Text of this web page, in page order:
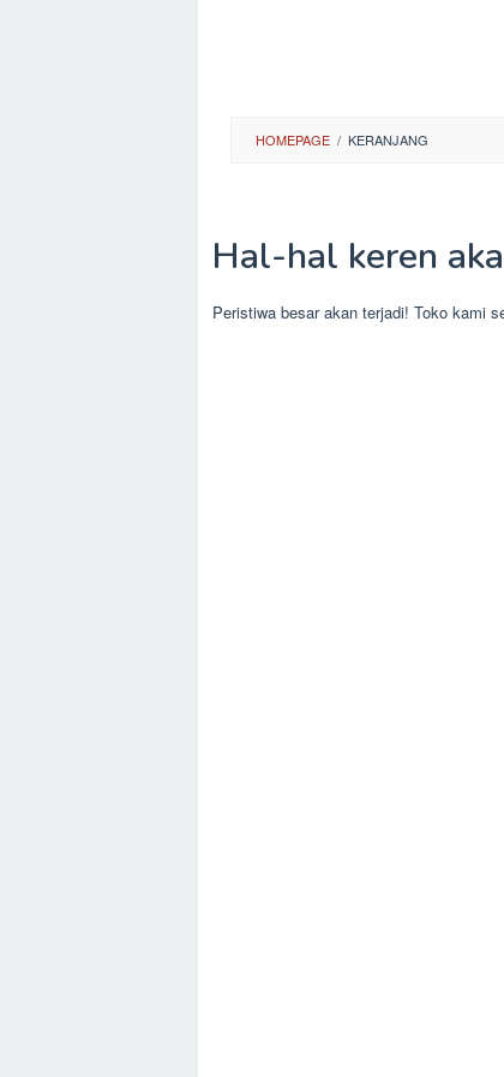
HOMEPAGE / KERANJANG
Hal-hal keren
Peristiwa besar akan terjadi! Toko kami